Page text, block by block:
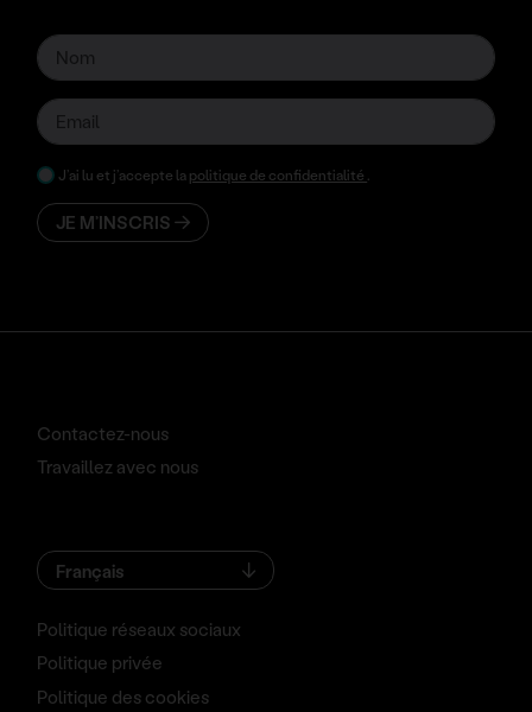
J’ai lu et j’accepte la politique de confidentialité
JE M’INSCRIS
Contactez-nous
Travaillez avec nous
Français
Politique réseaux sociaux
Politique privée
Politique des cookies